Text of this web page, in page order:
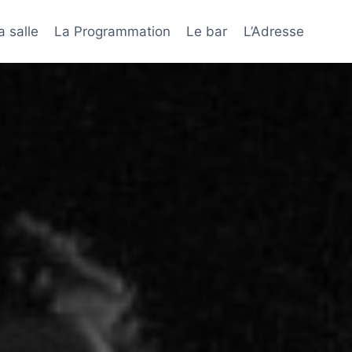
salle La Programmation Le bar L’Adresse